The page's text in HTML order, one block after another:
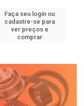
Faça seu login ou
cadastre-se para
ver preços e
comprar